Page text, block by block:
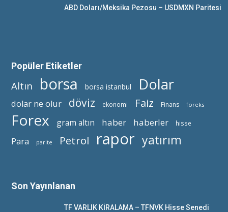
ABD Doları/Meksika Pezosu – USDMXN Paritesi
Popüler Etiketler
Altın borsa borsa istanbul Dolar
dolar ne olur döviz ekonomi Faiz Finans foreks
Forex gram altın haber haberler hisse
Para parite Petrol rapor yatırım
Son Yayınlanan
TF VARLIK KİRALAMA – TFNVK Hisse Senedi